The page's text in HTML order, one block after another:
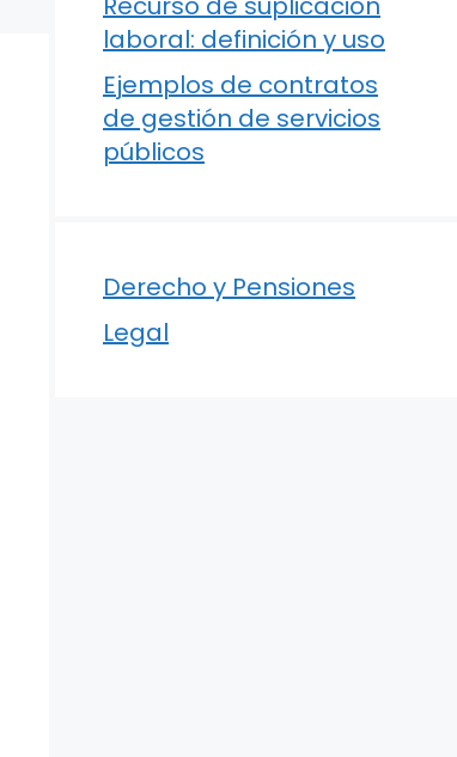
laboral: definición y uso
Ejemplos de contratos
de gestión de servicios
públicos
Derecho y Pensiones
Legal